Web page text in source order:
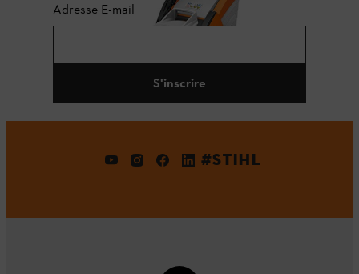
Adresse E-mail
S'inscrire
#STIHL